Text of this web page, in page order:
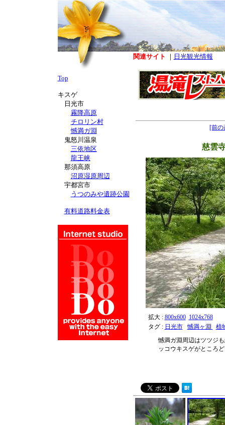
関連サイト ｜ 日光観光情報
[前の
慈雲
拡大 : 800x600 1024x768
タグ : 日光市 憾満ヶ淵
植
憾満ガ淵周辺はツツジ
ッコウキスゲがところ
Top
キスゲ
日光市
霧降高原
チロリン村
憾満ガ淵
鬼怒川温泉
三依地区
龍王峡
那須高原
沼原湿原周辺
宇都宮市
うつのみや遺跡公園
有料道路料金表